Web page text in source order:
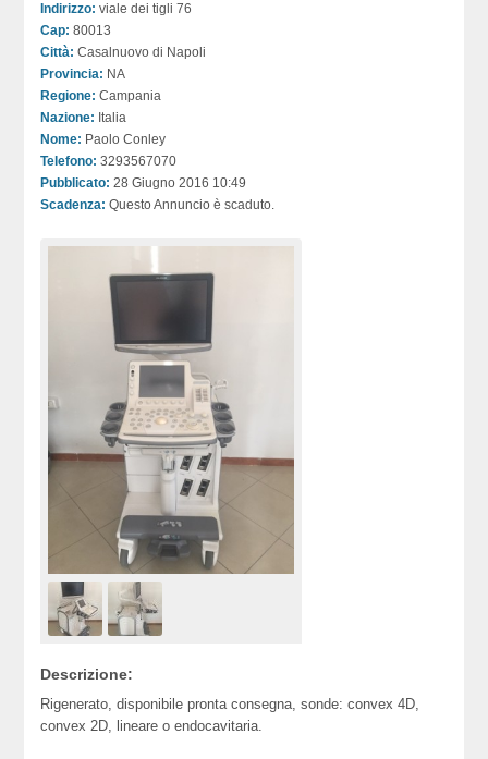
Indirizzo: viale dei tigli 76
Cap: 80013
Città: Casalnuovo di Napoli
Provincia: NA
Regione: Campania
Nazione: Italia
Nome: Paolo Conley
Telefono: 3293567070
Pubblicato: 28 Giugno 2016 10:49
Scadenza: Questo Annuncio è scaduto.
Descrizione:
Rigenerato, disponibile pronta consegna, sonde: convex 4D,
convex 2D, lineare o endocavitaria.